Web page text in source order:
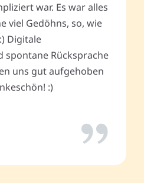
war. Es war alles
viel Gedöhns, so, wie
Digitale
spontane Rücksprache
uns gut aufgehoben
:)